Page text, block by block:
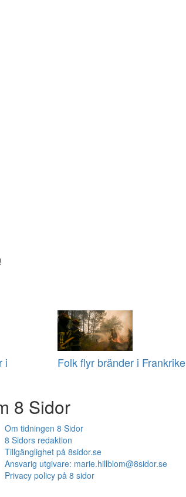
i Folk flyr bränder i Frankrike
8 Sidor
Om tidningen 8 Sidor
8 Sidors redaktion
Tillgänglighet på 8sidor.se
Ansvarig utgivare: marie.hillblom@8sidor.se
Privacy policy på 8 sidor